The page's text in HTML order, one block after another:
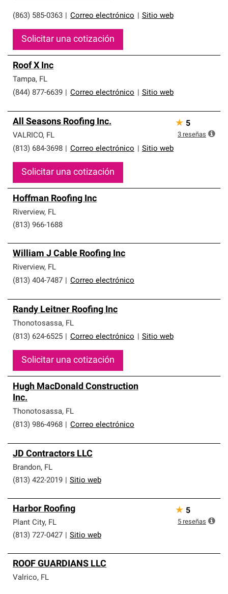
(863) 585-0363 Correo electrónico Sitio web
Solicitar una cotización
Roof X Inc
Tampa, FL
(844) 877-6639
Correo electrónico Sitio web
All Seasons Roofing Inc.
VALRICO, FL
(813) 684-3698
Correo electrónico Sitio web
Solicitar una cotización
★ 5
3 reseñas
Hoffman Roofing Inc
Riverview, FL
(813) 966-1688
William J Cable Roofing Inc
Riverview, FL
(813) 404-7487
Correo electrónico
Randy Leitner Roofing Inc
Thonotosassa, FL
(813) 624-6525
Correo electrónico Sitio web
Solicitar una cotización
Hugh MacDonald Construction
Inc.
Thonotosassa, FL
(813) 986-4968
Correo electrónico
JD Contractors LLC
Brandon, FL
(813) 422-2019
Sitio web
Harbor Roofing
Plant City, FL
(813) 727-0427
Sitio web
★ 5
5 reseñas
ROOF GUARDIANS LLC
Valrico, FL